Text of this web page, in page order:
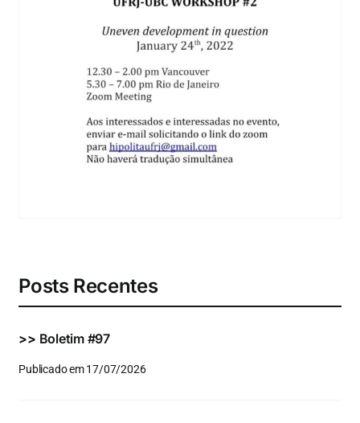
Eventos e Certificados
Posts Recentes
>> Boletim #97
Publicado em 17/07/2026